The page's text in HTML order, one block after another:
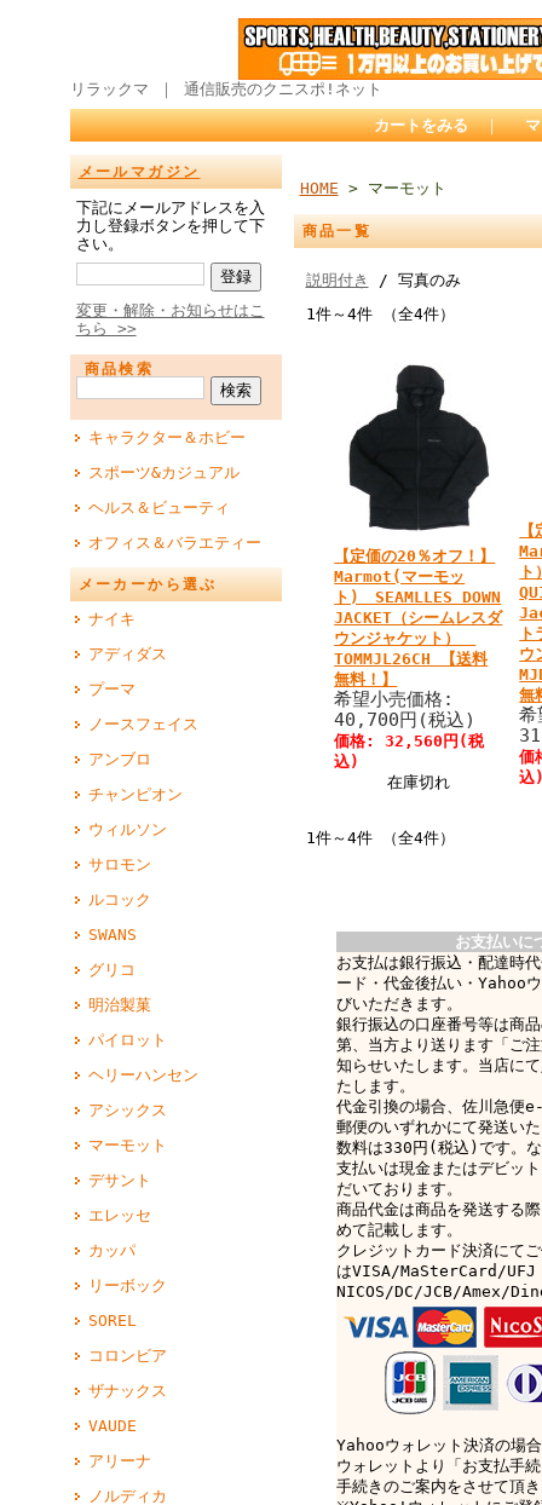
リラックマ ｜ 通信販売のクニスポ!ネット
カートをみる ｜
メールマガジン
下記にメールアドレスを入
力し登録ボタンを押して下
さい。
変更・解除・お知らせはこ
ちら >>
商品検索
キャラクター＆ホビー
スポーツ&カジュアル
ヘルス＆ビューティ
オフィス＆バラエティー
メーカーから選ぶ
ナイキ
アディダス
プーマ
ノースフェイス
アンブロ
チャンピオン
ウィルソン
サロモン
ルコック
SWANS
グリコ
明治製菓
パイロット
ヘリーハンセン
アシックス
マーモット
デサント
エレッセ
カッパ
リーボック
SOREL
コロンビア
ザナックス
VAUDE
アリーナ
ノルディカ
HOME > マーモット
商品一覧
説明付き
/ 写真のみ
1件～4件 （全4件）
【定価の20％オフ！】
Marmot(マーモッ
ト) SEAMLLES DOWN
JACKET（シームレスダ
ウンジャケット）
TOMMJL26CH 【送料
無料！】
希望小売価格:
40,700円(税込)
価格: 32,560円(税
込)
在庫切れ
ウ
無
価
込
1件～4件 （全4件）
お支払いに
お支払は銀行振込・配達時
ード・代金後払い・Yahoo
びいただきます。
銀行振込の口座番号等は商
第、当方より送ります「ご
知らせいたします。当店に
たします。
代金引換の場合、佐川急
郵便のいずれかにて発送い
数料は330円(税込)です
支払いは現金またはデビッ
だいております。
商品代金は商品を発送する
めて記載します。
クレジットカード決済にて
はVISA/MaSterCard/UFJ
NICOS/DC/JCB/Amex/
Yahooウォレット決済の場
ウォレットより「お支払手
手続きのご案内をさせて頂